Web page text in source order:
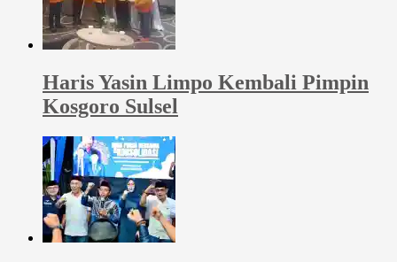
Haris Yasin Limpo Kembali Pimpin
Kosgoro Sulsel